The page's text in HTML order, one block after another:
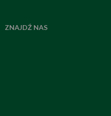
ZNAJDŹ NAS